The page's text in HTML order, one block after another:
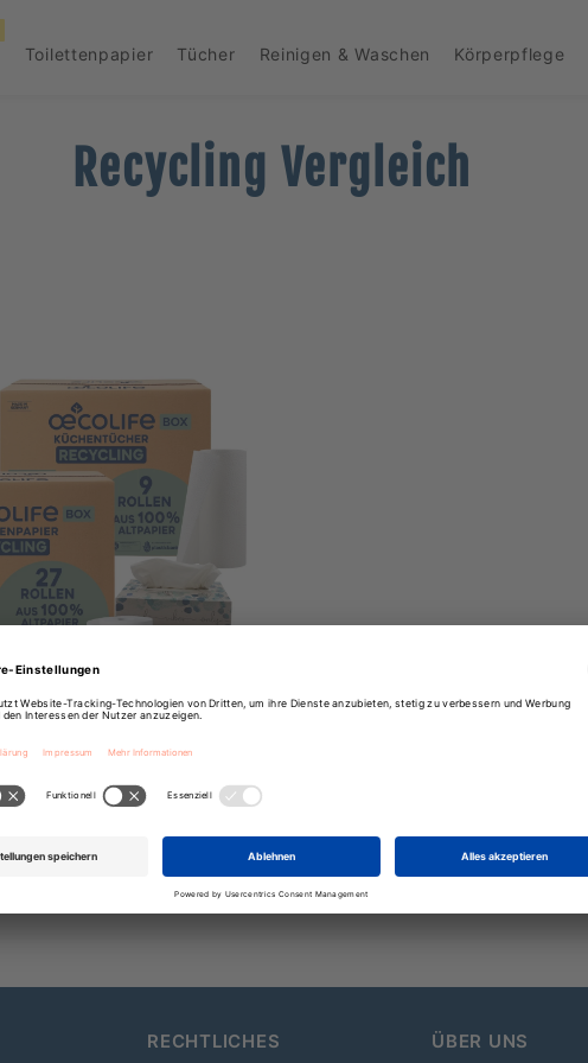
Toilettenpapier Tücher Reinigen & Waschen Körperpflege
Recycling Vergleich
Regulärer
38,79 €
RECHTLICHES ÜBER UNS